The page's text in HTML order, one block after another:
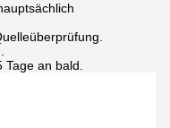
an bald.